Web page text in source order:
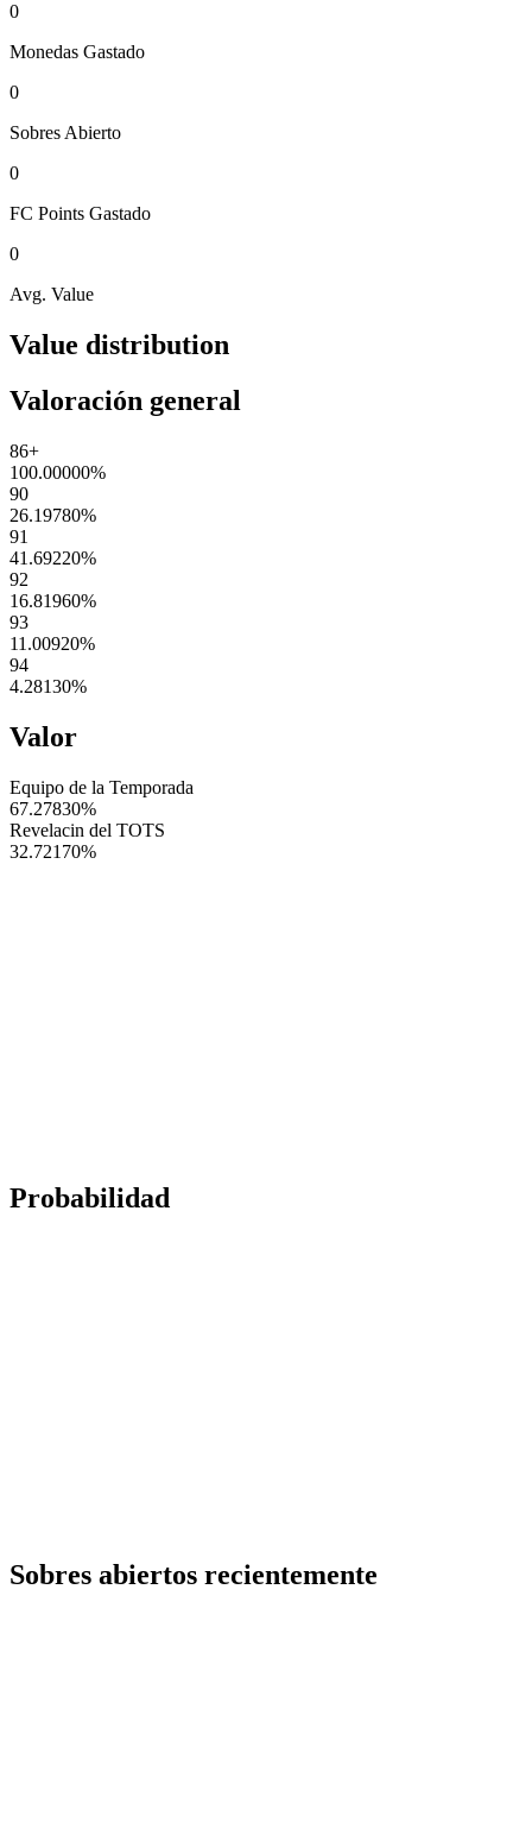
0
Monedas Gastado
0
Sobres Abierto
0
FC Points Gastado
0
Avg. Value
Value distribution
Valoración general
86+
100.00000%
90
26.19780%
91
41.69220%
92
16.81960%
93
11.00920%
94
4.28130%
Valor
Equipo de la Temporada
67.27830%
Revelacin del TOTS
32.72170%
Probabilidad
Sobres abiertos recientemente